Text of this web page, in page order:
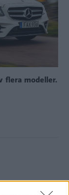
flera modeller.